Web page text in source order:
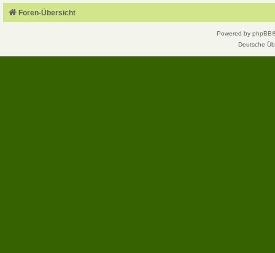
Foren-Übersicht
Powered by phpBB
Deutsche